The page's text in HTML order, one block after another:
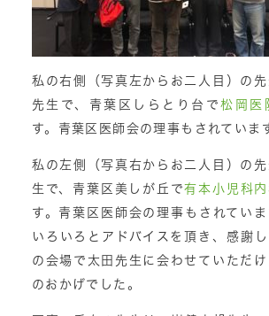
私の右側（写真左からお二人目）の
先生で、青葉区しらとり台で松岡医
す。青葉区医師会の理事もされていま
私の左側（写真右からお二人目）の
生で、青葉区美しが丘で有本小児科内
す。青葉区医師会の理事もされてい
いろいろとアドバイスを頂き、感謝
の会場で太田先生に会わせていただ
のおかげでした。